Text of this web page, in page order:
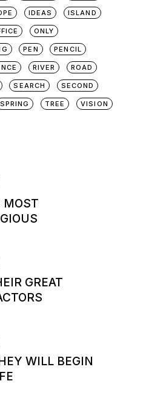
IDEAS ISLAND
ONLY
PEN PENCIL
RIVER ROAD
SEARCH SECOND
SPRING TREE VISION
MOST
GREAT
WILL BEGIN